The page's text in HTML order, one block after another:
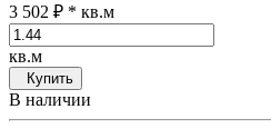
3 502 ₽ * кв.м
кв.м
Купить
В наличии